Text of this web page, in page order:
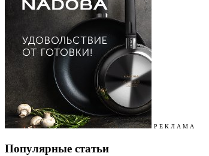
Р Е К Л А М А
Популярные статьи